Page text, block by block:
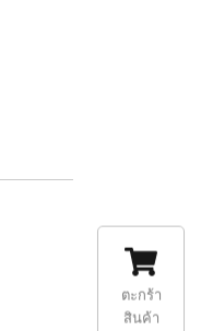
ตะกร้า
สินค้า